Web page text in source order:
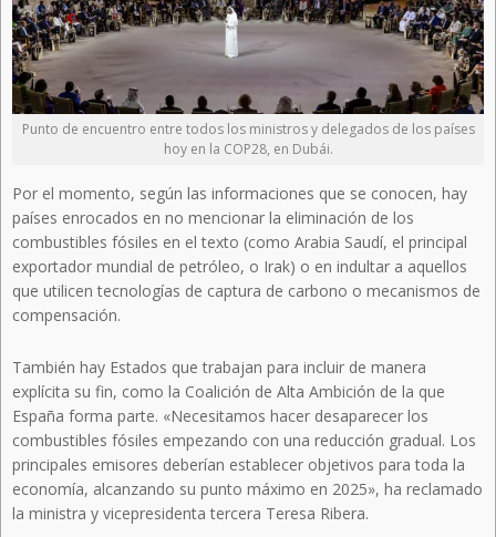
Punto de encuentro entre todos los ministros y delegados de los países
hoy en la COP28, en Dubái.
Por el momento, según las informaciones que se conocen, hay
países enrocados en no mencionar la eliminación de los
combustibles fósiles en el texto (como Arabia Saudí, el principal
exportador mundial de petróleo, o Irak) o en indultar a aquellos
que utilicen tecnologías de captura de carbono o mecanismos de
compensación.
También hay Estados que trabajan para incluir de manera
explícita su fin, como la Coalición de Alta Ambición de la que
España forma parte. «Necesitamos hacer desaparecer los
combustibles fósiles empezando con una reducción gradual. Los
principales emisores deberían establecer objetivos para toda la
economía, alcanzando su punto máximo en 2025», ha reclamado
la ministra y vicepresidenta tercera Teresa Ribera.